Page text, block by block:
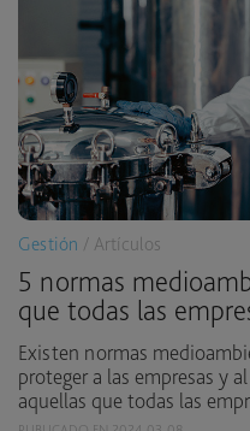
Gestión / Artículos
5 normas
que todas las
Existen normas
proteger a las empresas y
aquellas que todas las